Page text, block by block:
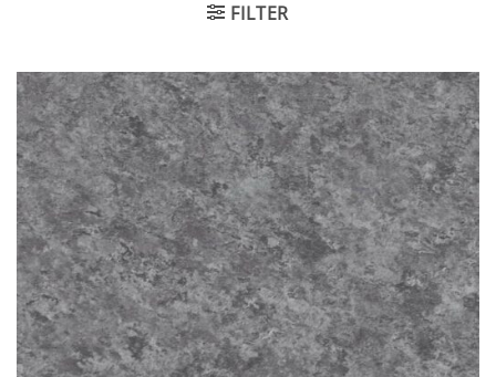
FILTER